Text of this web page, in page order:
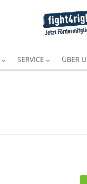
SERVICE ÜBER